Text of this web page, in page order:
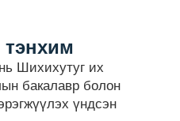
тэнхим
Шихихутуг их
бакалавр болон
үндсэн